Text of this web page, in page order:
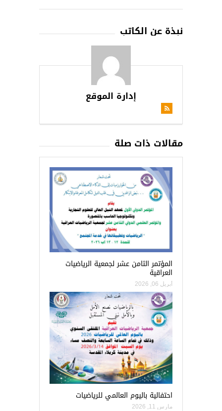
نبذة عن الكاتب
إدارة الموقع
مقالات ذات صلة
المؤتمر الثامن عشر لجمعية الرياضيات
العراقية
أبريل 06, 2026
احتفالية باليوم العالمي للرياضيات
مارس 11, 2026